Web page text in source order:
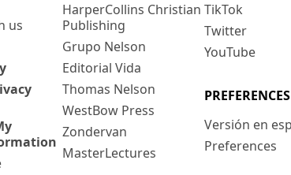
us
HarperCollins Christian
Publishing
Grupo Nelson
Editorial Vida
Thomas Nelson
WestBow Press
Zondervan
MasterLectures
TikTok
Twitter
YouTube
PREFERENCES
Versión en
Preferences